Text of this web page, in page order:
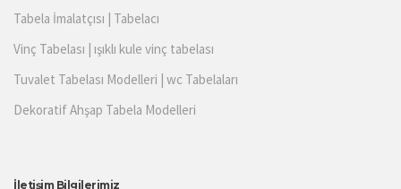
Tabela İmalatçısı | Tabelacı
Vinç Tabelası | ışıklı kule vinç tabelası
Tuvalet Tabelası Modelleri | wc Tabelaları
Dekoratif Ahşap Tabela Modelleri
İletişim Bilgilerimiz